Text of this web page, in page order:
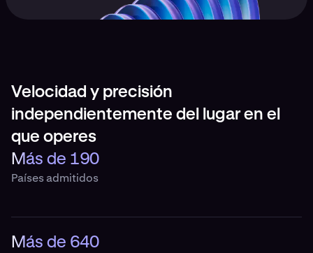
Velocidad y precisión
independientemente del lugar en el
que operes
Más de 190
Países admitidos
Más de 640